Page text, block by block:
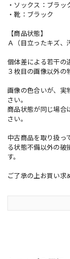
・ソックス：ブラッ
・靴：ブラック
【商品状態】
Ａ（目立ったキズ、
個体差による若干の
３枚目の画像以外の
画像の色合いが、実
さい。
商品状態が同じ場合
さい。
中古商品を取り扱っ
る状態不備以外の破
す。
ご了承の上お買い求